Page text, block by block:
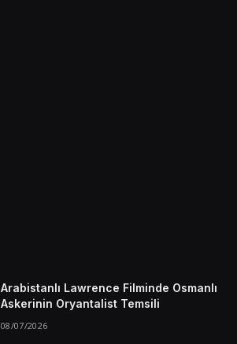
Arabistanlı Lawrence Filminde Osmanlı
Askerinin Oryantalist Temsili
08/07/2026